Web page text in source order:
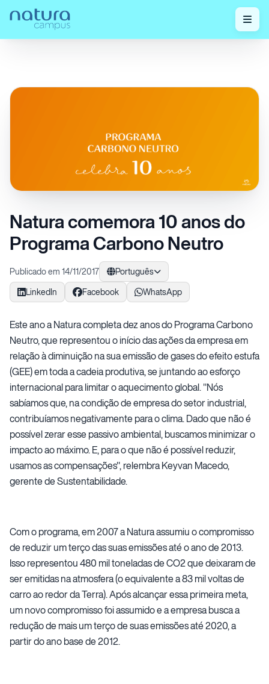
Natura comemora 10 anos do
Programa Carbono Neutro
Publicado em 14/11/2017
Português
LinkedIn
Facebook WhatsApp
Este ano a Natura completa dez anos do Programa Carbono
Neutro, que representou o início das ações da empresa em
relação à diminuição na sua emissão de gases do efeito estufa
(GEE) em toda a cadeia produtiva, se juntando ao esforço
internacional para limitar o aquecimento global. "Nós
sabíamos que, na condição de empresa do setor industrial,
contribuíamos negativamente para o clima. Dado que não é
possível zerar esse passivo ambiental, buscamos minimizar o
impacto ao máximo. E, para o que não é possível reduzir,
usamos as compensações", relembra Keyvan Macedo,
gerente de Sustentabilidade.
Com o programa, em 2007 a Natura assumiu o compromisso
de reduzir um terço das suas emissões até o ano de 2013.
Isso representou 480 mil toneladas de CO2 que deixaram de
ser emitidas na atmosfera (o equivalente a 83 mil voltas de
carro ao redor da Terra). Após alcançar essa primeira meta,
um novo compromisso foi assumido e a empresa busca a
redução de mais um terço de suas emissões até 2020, a
partir do ano base de 2012.